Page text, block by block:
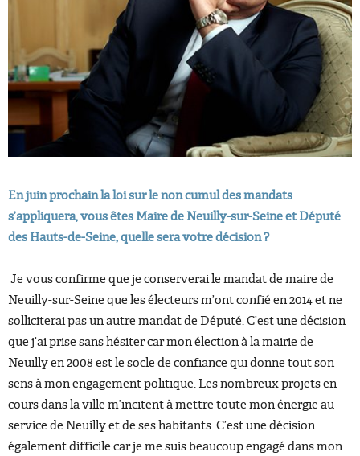
En juin prochain la loi sur le non cumul des mandats
s’appliquera, vous êtes Maire de Neuilly-sur-Seine et Député
des Hauts-de-Seine, quelle sera votre décision ?
Je vous confirme que je conserverai le mandat de maire de
Neuilly-sur-Seine que les électeurs m’ont confié en 2014 et ne
solliciterai pas un autre mandat de Député. C’est une décision
que j’ai prise sans hésiter car mon élection à la mairie de
Neuilly en 2008 est le socle de confiance qui donne tout son
sens à mon engagement politique. Les nombreux projets en
cours dans la ville m’incitent à mettre toute mon énergie au
service de Neuilly et de ses habitants. C’est une décision
également difficile car je me suis beaucoup engagé dans mon